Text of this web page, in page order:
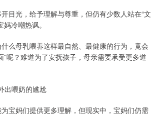
目光，给予理解与尊重，但仍有少数人站在“文
冷嘲热讽。
么母乳喂养这样最自然、最健康的行为，竟会
”呢？难道为了安抚孩子，母亲需要承受更多道
出喂奶的尴尬
宝妈们提供更多理解，但现实中，宝妈们仍需